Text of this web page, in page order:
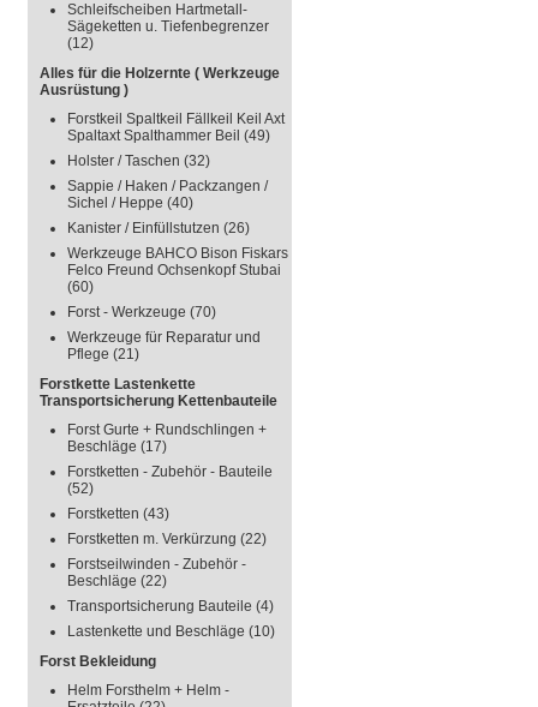
Schleifscheiben Hartmetall-
Sägeketten u. Tiefenbegrenzer
(12)
Alles für die Holzernte ( Werkzeuge
Ausrüstung )
Forstkeil Spaltkeil Fällkeil Keil Axt
Spaltaxt Spalthammer Beil (49)
Holster / Taschen (32)
Sappie / Haken / Packzangen /
Sichel / Heppe (40)
Kanister / Einfüllstutzen (26)
Werkzeuge BAHCO Bison Fiskars
Felco Freund Ochsenkopf Stubai
(60)
Forst - Werkzeuge (70)
Werkzeuge für Reparatur und
Pflege (21)
Forstkette Lastenkette
Transportsicherung Kettenbauteile
Forst Gurte + Rundschlingen +
Beschläge (17)
Forstketten - Zubehör - Bauteile
(52)
Forstketten (43)
Forstketten m. Verkürzung (22)
Forstseilwinden - Zubehör -
Beschläge (22)
Transportsicherung Bauteile (4)
Lastenkette und Beschläge (10)
Forst Bekleidung
Helm Forsthelm + Helm -